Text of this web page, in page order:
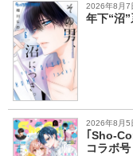
2026年8月7
年下“沼
2026年8月5
｢Sho-
コラボ号